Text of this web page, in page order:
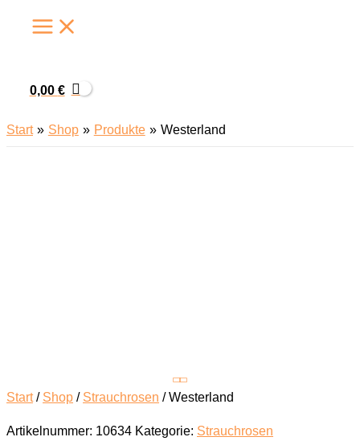
Inhalt
0,00 €
Start Shop Produkte Westerland
Start/ Shop / Strauchrosen / Westerland
Artikelnummer: 10634 Kategorie: Strauchrosen